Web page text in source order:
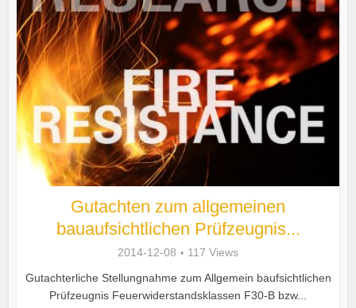
Gutachten zum allgemeinen
bauaufsichtlichen Prüfzeugnis...
2014-12-08
117 Views
Gutachterliche Stellungnahme zum Allgemein baufsichtlichen
Prüfzeugnis Feuerwiderstandsklassen F30-B bzw...